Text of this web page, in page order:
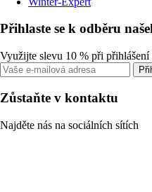
Přihlaste se k odběru
Využijte slevu 10 % při přihlášení
Zůstaňte v kontaktu
Najděte nás na sociálních sítích